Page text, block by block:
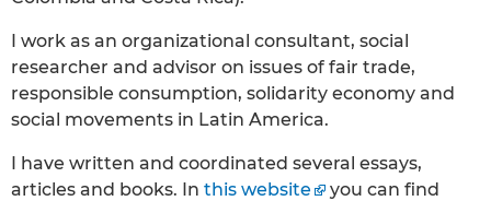
I work as an organizational consultant, social
researcher and advisor on issues of fair trade,
responsible consumption, solidarity economy and
social movements in Latin America.
I have written and coordinated several essays,
articles and books. In this website
you can find